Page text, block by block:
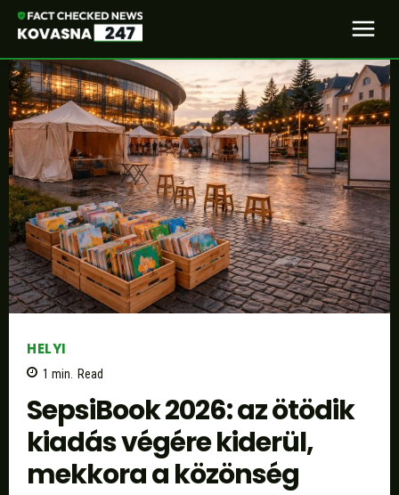
HELYI
1 min. Read
SepsiBook 2026: az ötödik
kiadás végére kiderül,
mekkora a közönség